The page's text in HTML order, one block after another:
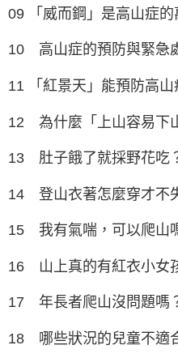
09 「威而鋼」是高山症的
10 高山症的預防與緊急
11 「紅景天」能預防高山
12 為什麼「上山容易下
13 肚子餓了就採野花吃
14 登山衣著怎麼穿才不
15 我有氣喘，可以爬山
16 山上真的有紅衣小女
17 年長者爬山沒問題嗎
18 哪些狀況的兒童不適